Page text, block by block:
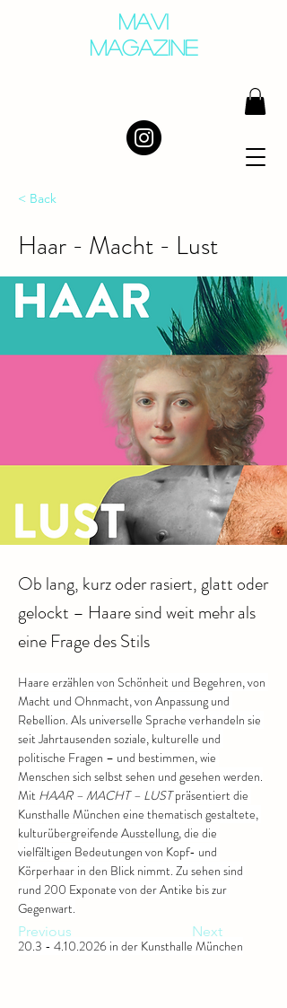
MAVI
MAGAZINE
< Back
Haar - Macht - Lust
Ob lang, kurz oder rasiert, glatt oder
gelockt – Haare sind weit mehr als
eine Frage des Stils
Previous Next
Haare erzählen von Schönheit und Begehren, von
Macht und Ohnmacht, von Anpassung und
Rebellion. Als universelle Sprache verhandeln sie
seit Jahrtausenden soziale, kulturelle und
politische Fragen – und bestimmen, wie
Menschen sich selbst sehen und gesehen werden.
Mit HAAR – MACHT – LUST präsentiert die
Kunsthalle München eine thematisch gestaltete,
kulturübergreifende Ausstellung, die die
vielfältigen Bedeutungen von Kopf- und
Körperhaar in den Blick nimmt. Zu sehen sind
rund 200 Exponate von der Antike bis zur
Gegenwart.
20.3 - 4.10.2026 in der Kunsthalle München